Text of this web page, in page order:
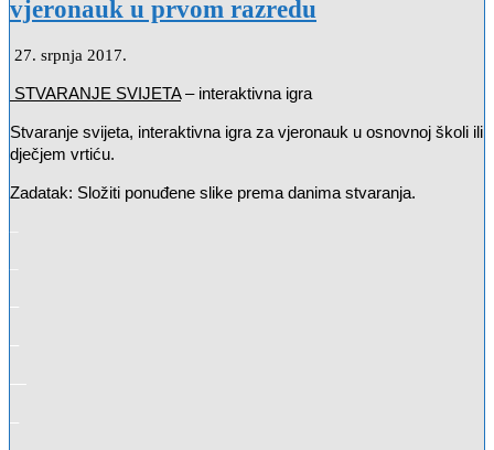
vjeronauk u prvom razredu
27. srpnja 2017.
STVARANJE SVIJETA– interaktivna igra
Stvaranje svijeta, interaktivna igra za vjeronauk u osnovnoj školi ili
dječjem vrtiću.
Zadatak: Složiti ponuđene slike prema danima stvaranja.
–
–
—
–